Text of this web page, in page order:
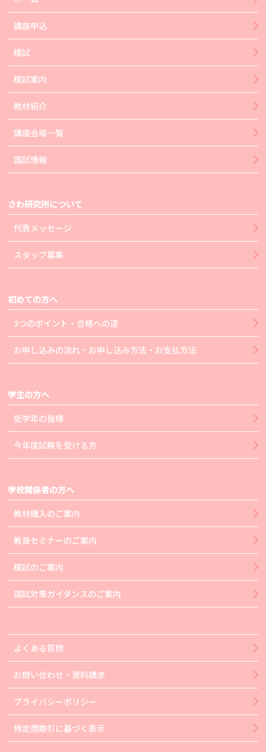
講座申込
模試
模試案内
教材紹介
講座会場一覧
国試情報
さわ研究所について
代表メッセージ
スタッフ募集
初めての方へ
3つのポイント・合格への道
お申し込みの流れ・お申し込み方法・お支払方法
学生の方へ
低学年の皆様
今年度試験を受ける方
学校関係者の方へ
教材購入のご案内
教員セミナーのご案内
模試のご案内
国試対策ガイダンスのご案内
よくある質問
お問い合わせ・資料請求
プライバシーポリシー
特定商取引に基づく表示